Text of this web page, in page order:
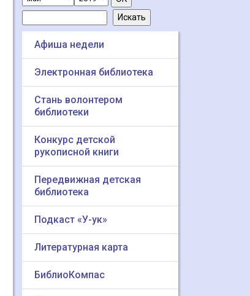
Афиша недели
Электронная библиотека
Стань волонтером
библиотеки
Конкурс детской
рукописной книги
Передвижная детская
библиотека
Подкаст «У-ук»
Литературная карта
БиблиоКомпас